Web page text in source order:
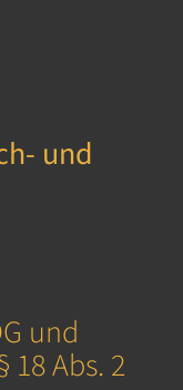
und
und
Abs. 2